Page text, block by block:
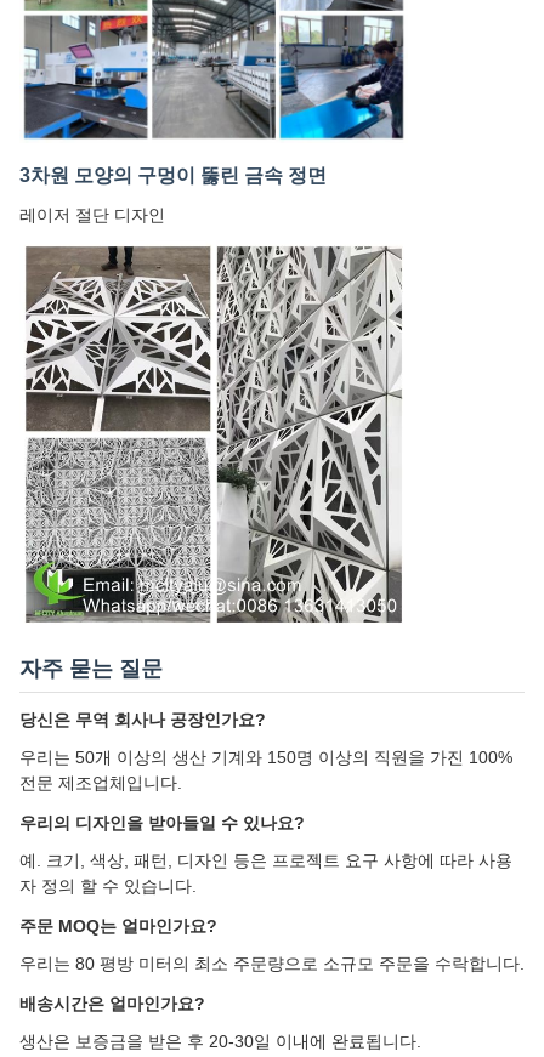
3차원 모양의 구멍이 뚫린 금속 정면
레이저 절단 디자인
자주 묻는 질문
당신은 무역 회사나 공장인가요?
우리는 50개 이상의 생산 기계와 150명 이상의 직원을 가진 100%
전문 제조업체입니다.
우리의 디자인을 받아들일 수 있나요?
예. 크기, 색상, 패턴, 디자인 등은 프로젝트 요구 사항에 따라 사용
자 정의 할 수 있습니다.
주문 MOQ는 얼마인가요?
우리는 80 평방 미터의 최소 주문량으로 소규모 주문을 수락합니다.
배송시간은 얼마인가요?
생산은 보증금을 받은 후 20-30일 이내에 완료됩니다.